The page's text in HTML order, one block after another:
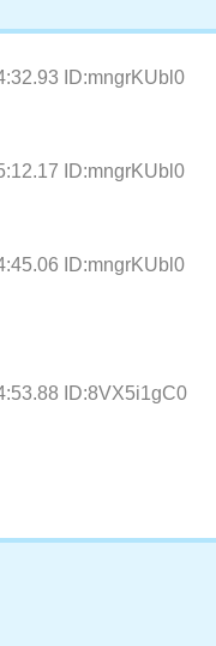
ID:mngrKUbl0
ID:mngrKUbl0
ID:mngrKUbl0
ID:8VX5i1gC0